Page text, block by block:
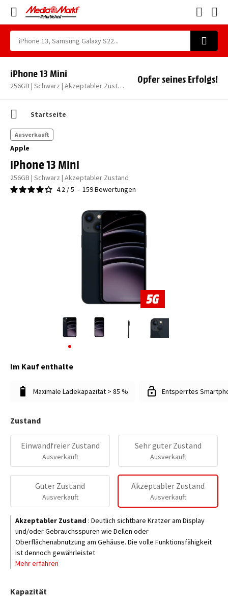
iPhone 13 Mini
256GB | Schwarz | Akzeptabler Zustand
Opfer seines Erfolgs!
Startseite
Apple
iPhone 13 Mini
256GB | Schwarz | Akzeptabler Zustand
4.2 /5 - 159Bewertungen
Ausverkauft
Im Kauf enthalte
Maximale Ladekapazität > 85 % Entsperrtes
Zustand
Einwandfreier Zustand
Ausverkauft
Sehr guter Zustand
Ausverkauft
Guter Zustand
Ausverkauft
Akzeptabler Zustand
Ausverkauft
Akzeptabler Zustand : Deutlich sichtbare Kratzer am Display
und/oder Gebrauchsspuren wie Dellen oder
Oberflächenabnutzung am Gehäuse. Die volle Funktionsfähigkeit
ist dennoch gewährleistet
Mehr erfahren
Kapazität